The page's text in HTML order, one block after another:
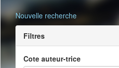
Nouvelle recherche
Filtres
Cote auteur-trice